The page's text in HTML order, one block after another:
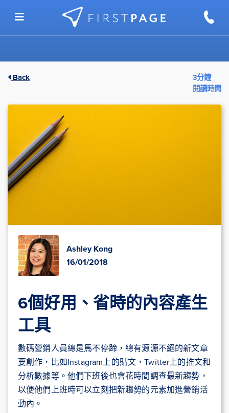
Back
3分鐘
閱讀時間
Ashley Kong
16/01/2018
6個好用、省時的內容產生
工具
數碼營銷人員總是馬不停蹄，總有源源不絕的新文章
要創作，比如Instagram上的貼文，Twitter上的推文和
分析數據等。他們下班後也會花時間調查最新趨勢，
以便他們上班時可以立刻把新趨勢的元素加進營銷活
動內。